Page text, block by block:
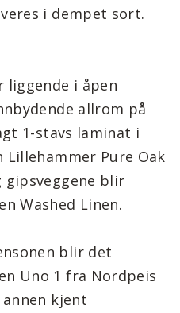
i dempet sort.
liggende i åpen
allrom på
1-stavs laminat i
Lillehammer Pure Oak
gipsveggene blir
Washed Linen.
blir det
Uno 1 fra Nordpeis
kjent